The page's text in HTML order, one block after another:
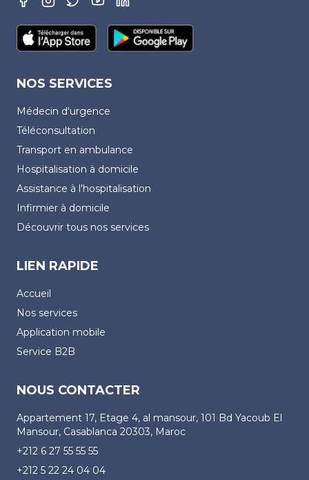
NOS SERVICES
Médecin d'urgence
Téléconsultation
Transport en ambulance
Hospitalisation à domicile
Assistance à l'hospitalisation
Infirmier à domicile
Découvrir tous nos services
LIEN RAPIDE
Accueil
Nos services
Application mobile
Service B2B
NOUS CONTACTER
Appartement 17, Etage 4, al mansour, 101 Bd Yacoub El
Mansour, Casablanca 20303, Maroc
+212 6 27 55 55 55
+212 5 22 24 04 04